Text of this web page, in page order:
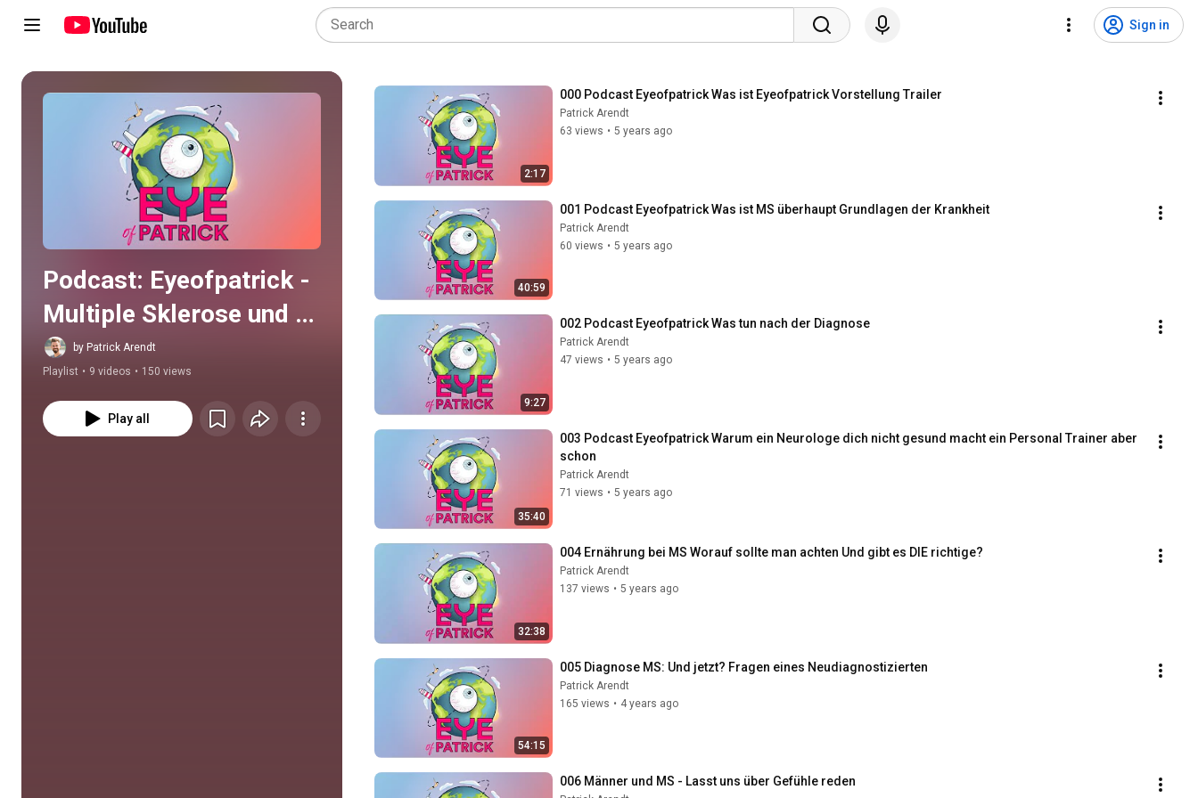
Sign in
Play all
Podcast: Eyeofpatrick -
Multiple Sklerose und
Extremsport
by Patrick Arendt
Playlist • 9 videos • 150 views
Play all
2:17
000 Podcast Eyeofpatrick Was ist Eyeofpatrick Vorstellung Trailer
Patrick Arendt
63 views • 5 years ago
40:59
001 Podcast Eyeofpatrick Was ist MS überhaupt Grundlagen der Krankheit
Patrick Arendt
60 views • 5 years ago
9:27
002 Podcast Eyeofpatrick Was tun nach der Diagnose
Patrick Arendt
47 views • 5 years ago
35:40
003 Podcast Eyeofpatrick Warum ein Neurologe dich nicht gesund macht ein Personal Trainer aber
schon
Patrick Arendt
71 views • 5 years ago
32:38
004 Ernährung bei MS Worauf sollte man achten Und gibt es DIE richtige?
Patrick Arendt
137 views • 5 years ago
54:15
005 Diagnose MS: Und jetzt? Fragen eines Neudiagnostizierten
Patrick Arendt
165 views • 4 years ago
006 Männer und MS - Lasst uns über Gefühle reden